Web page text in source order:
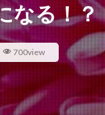
なる！？
700view